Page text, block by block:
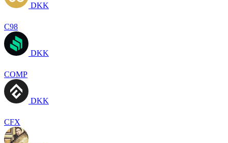
DKK
C98
DKK
COMP
DKK
CFX